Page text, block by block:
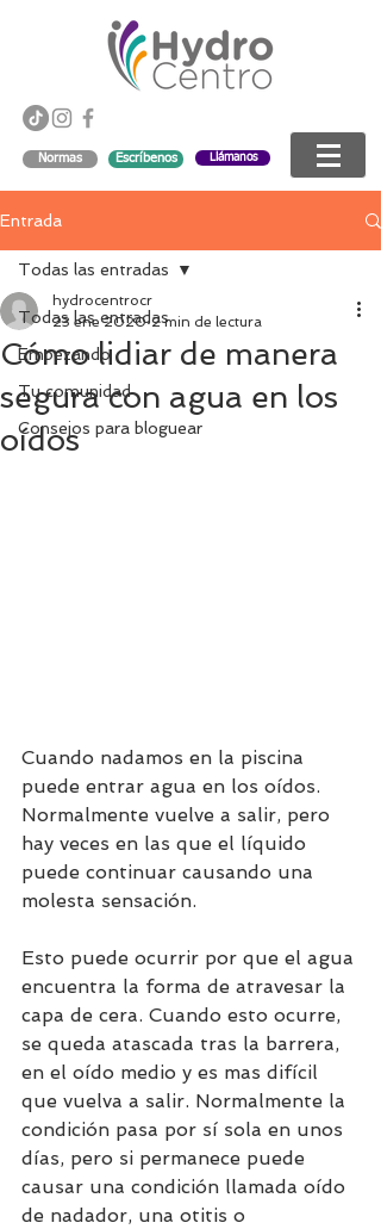
Normas Escríbenos Llámanos
Entrada
Todas las entradas
Empezando
Tu comunidad
Consejos para bloguear
Todas las entradas
Cómo lidiar de manera
segura con agua en los
oídos
hydrocentrocr
23 ene 2020 2 min de lectura
Cuando nadamos en la piscina
puede entrar agua en los oídos.
Normalmente vuelve a salir, pero
hay veces en las que el líquido
puede continuar causando una
molesta sensación.
Esto puede ocurrir por que el agua
encuentra la forma de atravesar la
capa de cera. Cuando esto ocurre,
se queda atascada tras la barrera,
en el oído medio y es mas difícil
que vuelva a salir. Normalmente la
condición pasa por sí sola en unos
días, pero si permanece puede
causar una condición llamada oído
de nadador, una otitis o